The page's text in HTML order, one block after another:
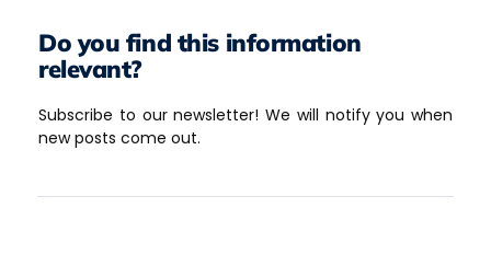
Do you find this information
relevant?
Subscribe to our newsletter! We will notify you when
new posts come out.